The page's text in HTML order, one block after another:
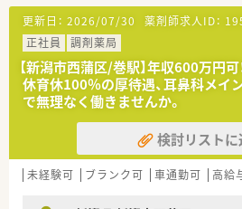
更新日： 2026/07/30 薬剤師求人ID：
正社員
調剤薬局
【新潟市西蒲区/巻駅】年収600万円
休育休100％の厚待遇、耳鼻科メイ
で無理なく働きませんか。
検討リストに
未経験可 ブランク可 車通勤可 高給